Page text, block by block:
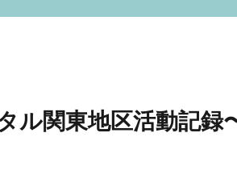
関東地区活動記録